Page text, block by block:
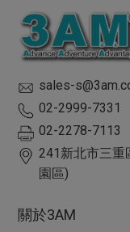
sales-
02-2999-7331
02-2278-7113
241 新北市三重
園區)
關於3AM